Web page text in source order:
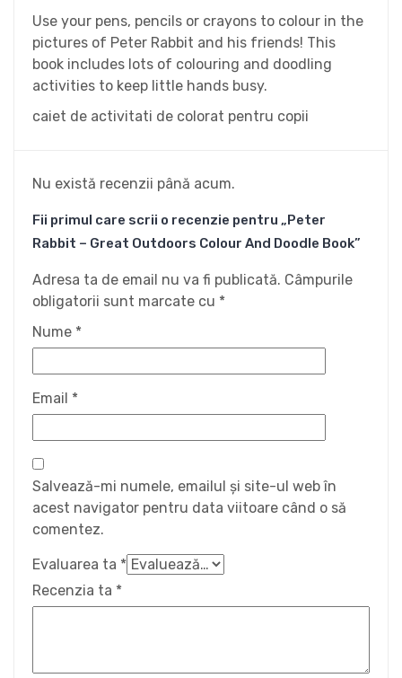
Use your pens, pencils or crayons to colour in the
pictures of Peter Rabbit and his friends! This
book includes lots of colouring and doodling
activities to keep little hands busy.
caiet de activitati de colorat pentru copii
Nu există recenzii până acum.
Fii primul care scrii o recenzie pentru „Peter
Rabbit – Great Outdoors Colour And Doodle Book”
Adresa ta de email nu va fi publicată. Câmpurile
obligatorii sunt marcate cu *
Nume *
Email *
Salvează-mi numele, emailul și site-ul web în
acest navigator pentru data viitoare când o să
comentez.
Evaluarea ta *
Recenzia ta *